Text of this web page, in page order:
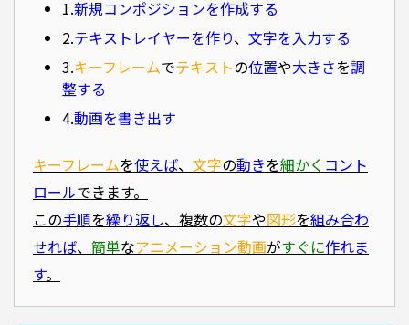
1.新規コンポジションを作成する
2.テキストレイヤーを作り、 文字を入力する
3.キーフレームでテキストの位置や大きさを調
整する
4.動画を書き出す
キーフレームを使えば、 文字の動きを細かく コント
ロールできます。
この手順を繰り返し、複数の文字や図形を組み合わ
せれば、 簡単なアニメーション動画がすぐに作れま
す。